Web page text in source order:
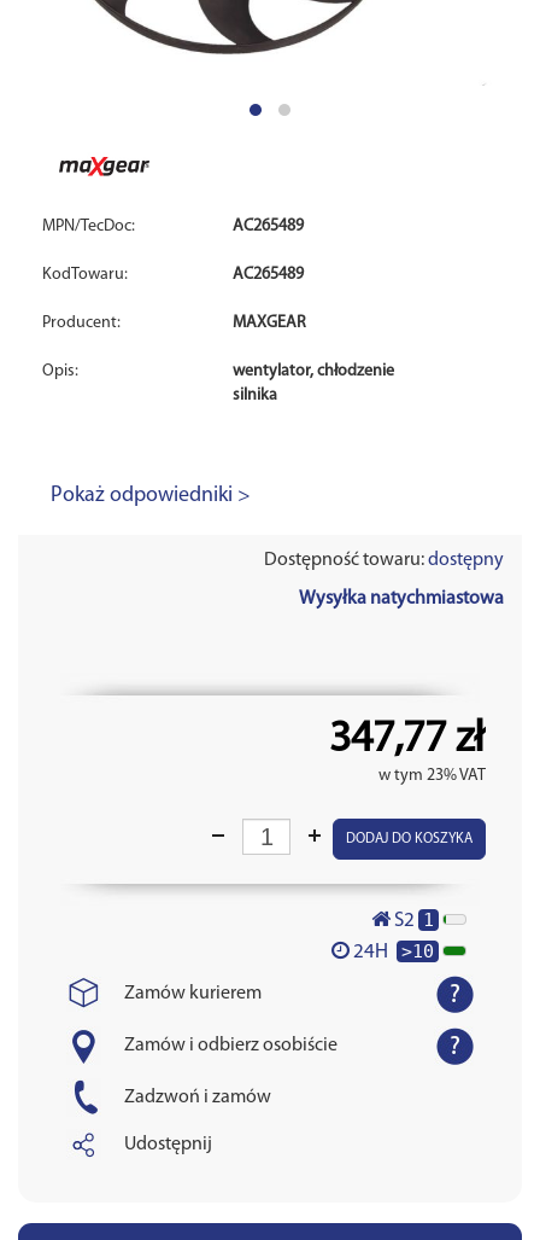
MPN/TecDoc: AC265489
KodTowaru: AC265489
Producent: MAXGEAR
Opis:
wentylator, chłodzenie
silnika
Pokaż odpowiedniki >
Dostępność towaru:dostępny
Wysyłka natychmiastowa
347,77 zł
w tym 23% VAT
DODAJ DO KOSZYKA
S2 1
24H >10
Zamów kurierem
Zamów i odbierz osobiście
Zadzwoń i zamów
Udostępnij